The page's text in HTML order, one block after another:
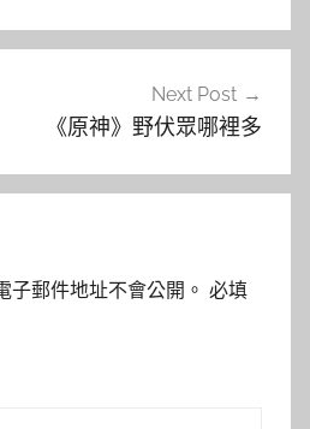
Next Post
《原神》野伏眾哪裡多
子郵件地址不會公開。 必填